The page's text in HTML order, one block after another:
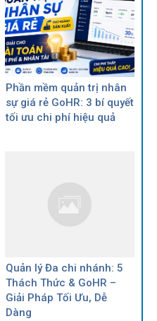
Phần mềm quản trị nhân
sự giá rẻ GoHR: 3 bí quyết
tối ưu chi phí hiệu quả
Quản lý Đa chi nhánh: 5
Thách Thức & GoHR –
Giải Pháp Tối Ưu, Dễ
Dàng